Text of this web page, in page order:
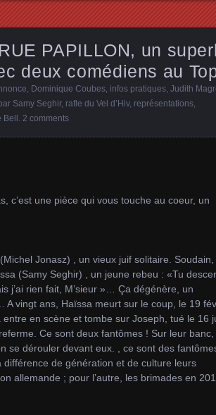
PAPILLON, un
deux comédiens au
Dominique Coubes infos pratiques Judith
Samy Seghir, rafle du Vel d’Hiv, représentations
Bell 2 comments
c’est une pièce qui vous touche au coeur, un
Jonasz) , un vieux juif solitaire. Soudain,
(Samy Seghir) , un jeune rebeu : «Tu
j’ai rien fait, M’sieur »… Ça dégénère, un
vingt ans, Haïssa meurt sur le coup, le 19
en scène et tombe sur Joseph, tué le 16
Ce sont deux fantômes ! Sur leur banc,
se dérouler devant eux. , ce sont des
de génération et de culture leurs
allemande ; pour l’autre, les brimades en